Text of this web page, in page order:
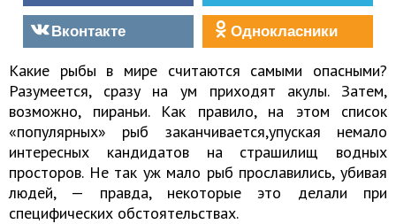
Вконтакте
Однокласники
Какие рыбы в мире считаются самыми опасными?
Разумеется, сразу на ум приходят акулы. Затем,
возможно, пираньи. Как правило, на этом список
«популярных» рыб заканчивается,упуская немало
интересных кандидатов на страшилищ водных
просторов. Не так уж мало рыб прославились, убивая
людей, — правда, некоторые это делали при
специфических обстоятельствах.